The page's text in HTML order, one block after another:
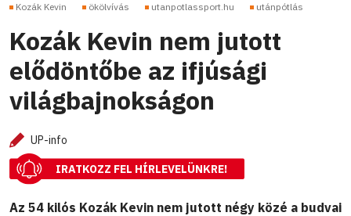
Kozák Kevin ökölvívás utanpotlassport.hu utánpótlás
Kozák Kevin nem jutott
elődöntőbe az ifjúsági
világbajnokságon
UP-info
IRATKOZZ FEL HÍRLEVELÜNKRE!
Az 54 kilós Kozák Kevin nem jutott négy közé a budvai